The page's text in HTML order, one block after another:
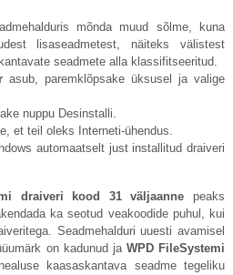
mõnda muud sõlme, kuna
lisaseadmetest, näiteks välistest
seadmete alla klassifitseeritud.
asub, paremklõpsake üksusel ja valige
nuppu Desinstalli.
et teil oleks Interneti-ühendus.
automaatselt just installitud draiveri
draiveri kood 31 väljaanne peaks
ka seotud veakoodide puhul, kui
Seadmehalduri uuesti avamisel
on kadunud ja WPD FileSystemi
kaasaskantava seadme tegeliku